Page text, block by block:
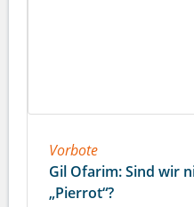
Vorbote
Gil Ofarim: Sind wir
„Pierrot“?